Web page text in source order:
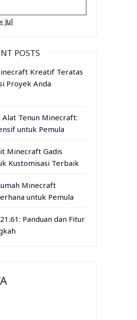
« Jul
POSTS
Kreatif Teratas
Proyek Anda
Alat Tenun Minecraft:
untuk Pemula
Minecraft Gadis
Kustomisasi Terbaik
Minecraft
untuk Pemula
Panduan dan Fitur